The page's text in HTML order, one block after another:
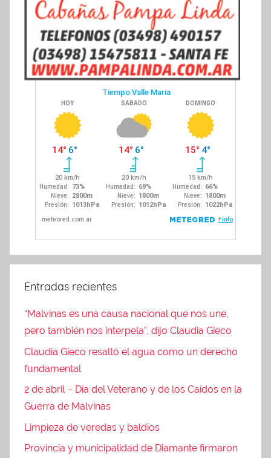
Entradas recientes
“Malvinas es una causa nacional que nos une,
pero también nos interpela”, dijo Claudia Gieco
Claudia Gieco resaltó el agua como un derecho
fundamental
2 de abril – Día del Veterano y de los Caídos en la
Guerra de Malvinas
Limpieza de veredas y baldíos
Provincia y municipalidad de Diamante firmaron